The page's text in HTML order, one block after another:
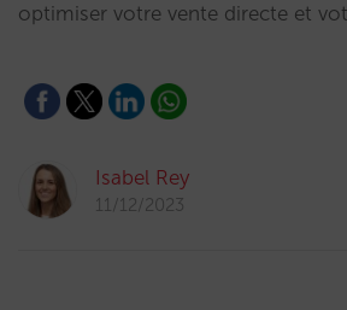
optimiser votre vente directe et
Isabel Rey
11/12/2023